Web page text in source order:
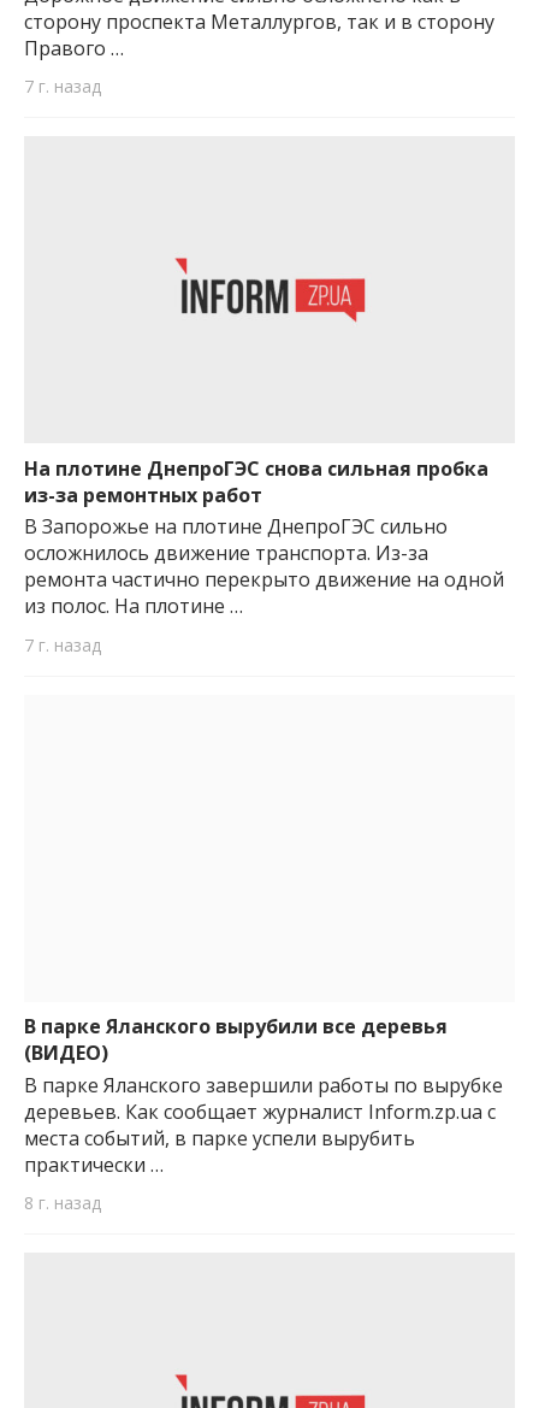
сторону проспекта Металлургов, так и в сторону
Правого …
7 г. назад
На плотине ДнепроГЭС снова сильная пробка
из-за ремонтных работ
В Запорожье на плотине ДнепроГЭС сильно
осложнилось движение транспорта. Из-за
ремонта частично перекрыто движение на одной
из полос. На плотине …
7 г. назад
В парке Яланского вырубили все деревья
(ВИДЕО)
В парке Яланского завершили работы по вырубке
деревьев. Как сообщает журналист Inform.zp.ua с
места событий, в парке успели вырубить
практически …
8 г. назад